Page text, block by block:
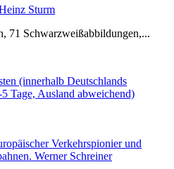
Sturm
71 Schwarzweißabbildungen,...
(innerhalb Deutschlands
Tage, Ausland abweichend)